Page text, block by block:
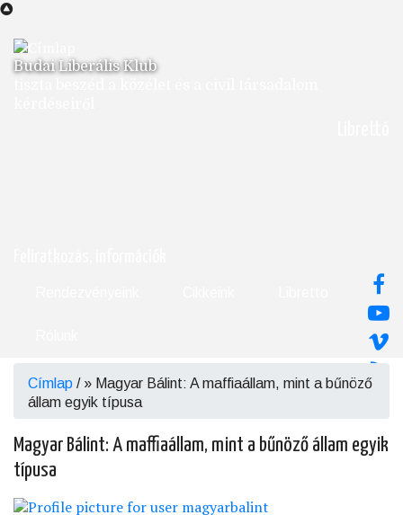
Ugrás
tartalomra
Budai Liberális Klub
Morzsa
Címlap /
Magyar Bálint: A maffiaállam, mint a bűnöző
állam egyik típusa
Magyar Bálint: A maffiaállam, mint a bűnöző állam egyik
típusa